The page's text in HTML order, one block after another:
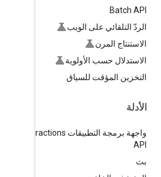
Batch API
الردّ التلقائي على الويب
الاستنتاج المرن
الاستدلال حسب الأولوية
التخزين المؤقت للسياق
الأدلة
واجهة برمجة التطبيقات Interactions
API
بث